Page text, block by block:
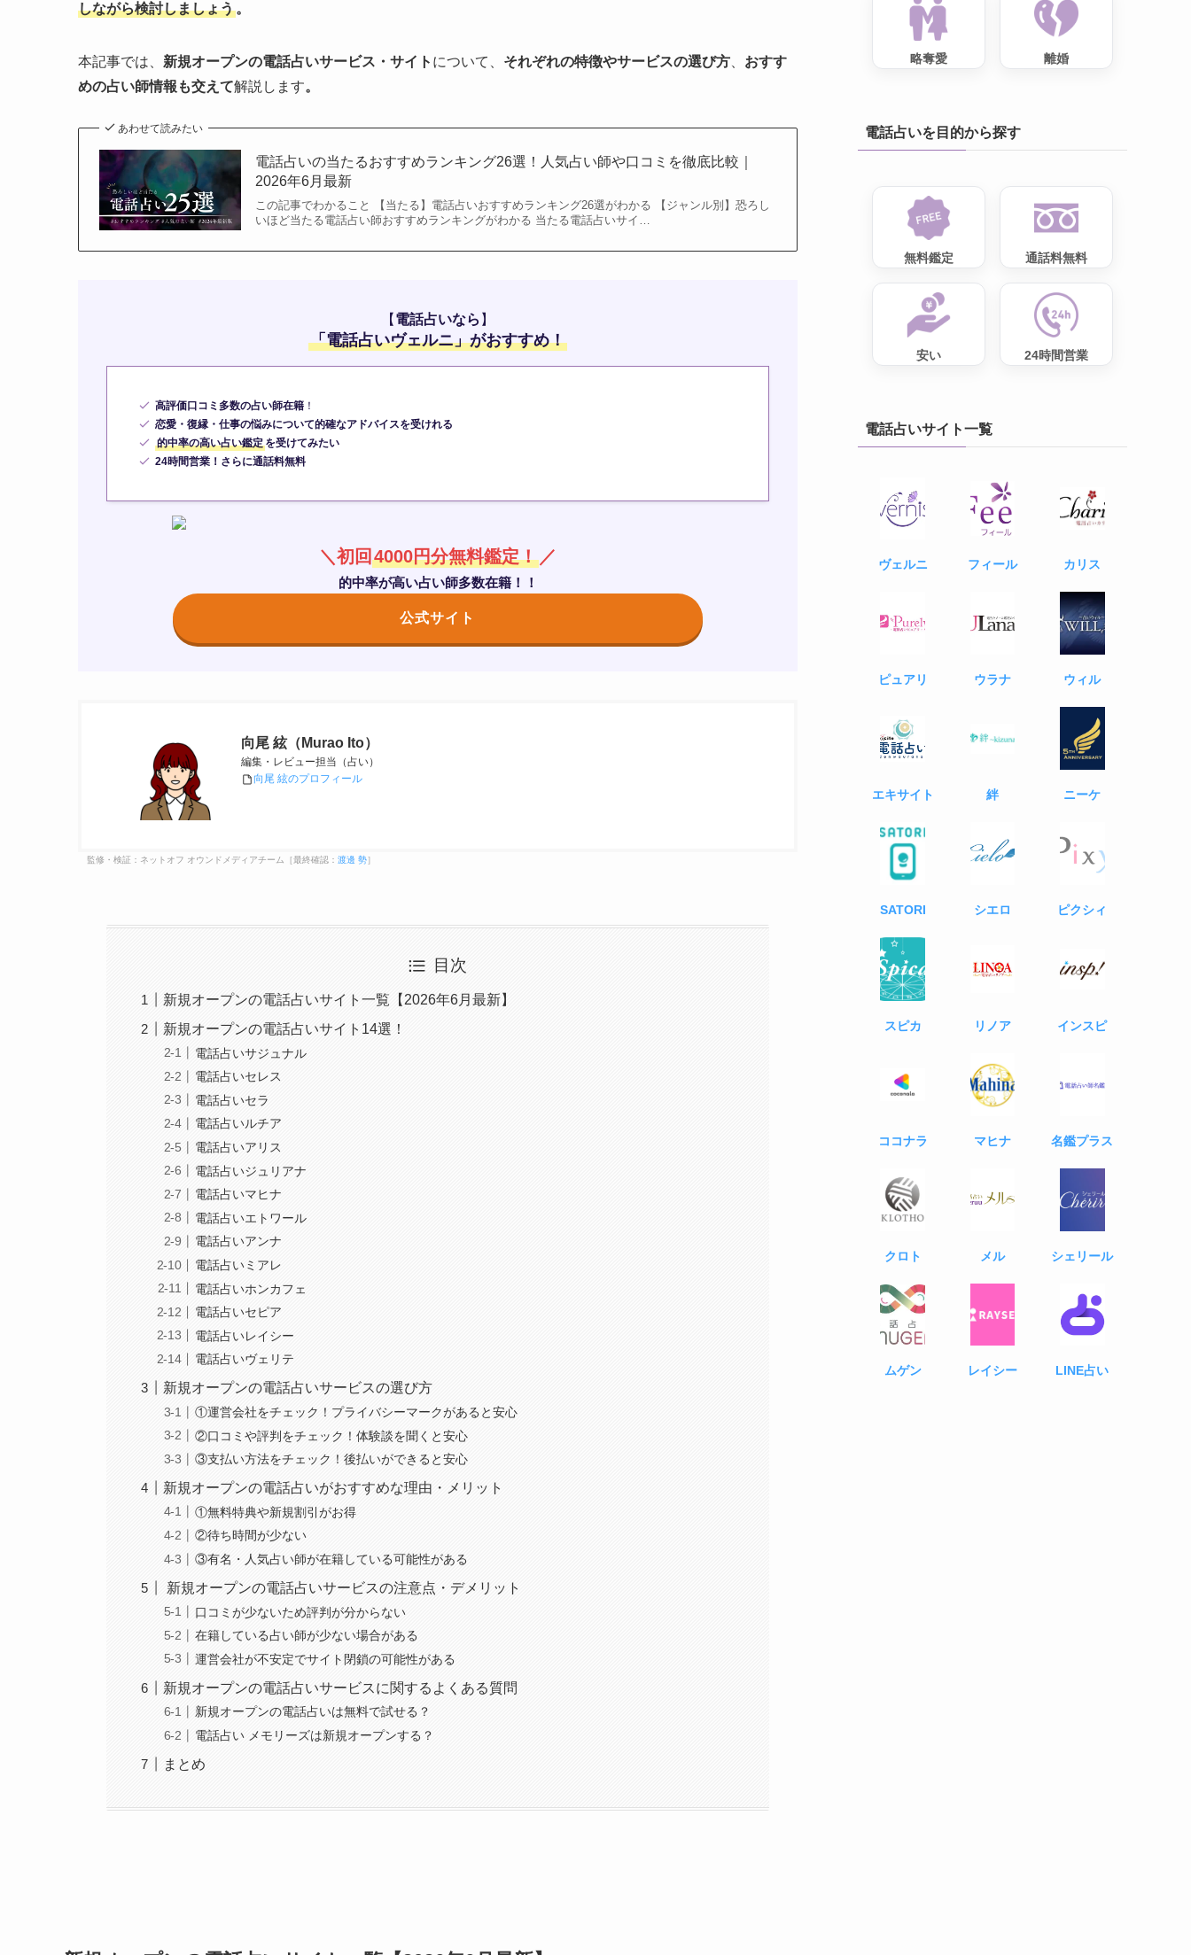
しながら検討しましょう。
本記事では、 新規オープンの電話占いサービス・サイト について、 それぞれの特徴やサービスの選び方、 おすす
めの占い師情報も交えて解説します。
あわせて読みたい
電話占いの当たるおすすめランキング26選！人気占い師や口コミを徹底比較｜
2026年6月最新
この記事でわかること 【当たる】電話占いおすすめランキング26選がわかる 【ジャンル別】恐ろし
いほど当たる電話占い師おすすめランキングがわかる 当たる電話占いサイ…
【 電話占いなら 】
「電話占いヴェルニ」がおすすめ！
高評価口コミ多数の占い師在籍 ！
恋愛・復縁・仕事の悩みについて的確なアドバイスを受けれる
的中率の高い占い鑑定 を受けてみたい
24時間営業！さらに通話料無料
＼初回 4000円分無料鑑定！ ／
的中率が高い占い師多数在籍！！
公式サイト
向尾 絃（Murao Ito）
編集・レビュー担当（占い）
向尾 絃のプロフィール
監修・検証：ネットオフ オウンドメディアチーム［最終確認： 渡邊 勢］
目次
新規オープンの電話占いサイト一覧【2026年6月最新】
新規オープンの電話占いサイト14選！
電話占いサジュナル
電話占いセレス
電話占いセラ
電話占いルチア
電話占いアリス
電話占いジュリアナ
電話占いマヒナ
電話占いエトワール
電話占いアンナ
電話占いミアレ
電話占いホンカフェ
電話占いセピア
電話占いレイシー
電話占いヴェリテ
新規オープンの電話占いサービスの選び方
①運営会社をチェック！プライバシーマークがあると安心
②口コミや評判をチェック！体験談を聞くと安心
③支払い方法をチェック！後払いができると安心
新規オープンの電話占いがおすすめな理由・メリット
①無料特典や新規割引がお得
②待ち時間が少ない
③有名・人気占い師が在籍している可能性がある
新規オープンの電話占いサービスの注意点・デメリット
口コミが少ないため評判が分からない
在籍している占い師が少ない場合がある
運営会社が不安定でサイト閉鎖の可能性がある
新規オープンの電話占いサービスに関するよくある質問
新規オープンの電話占いは無料で試せる？
電話占い メモリーズは新規オープンする？
まとめ
略奪愛 離婚
電話占いを目的から探す
無料鑑定 通話料無料
安い 24時間営業
電話占いサイト一覧
ヴェルニ フィール カリス
ピュアリ ウラナ ウィル
エキサイト 絆 ニーケ
SATORI シエロ ピクシィ
スピカ リノア インスピ
ココナラ マヒナ 名鑑プラス
クロト メル シェリール
ムゲン レイシー LINE占い